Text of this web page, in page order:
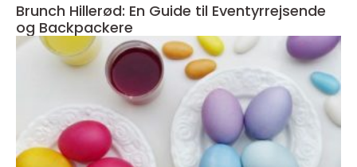
Brunch Hillerød: En Guide til Eventyrrejsende
og Backpackere